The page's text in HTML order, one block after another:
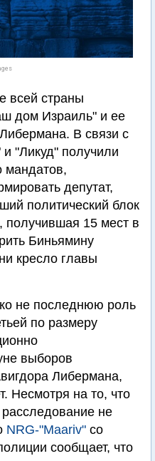
всей страны
дом Израиль" и ее
В связи с
"Ликуд" получили
мандатов,
депутат,
политический блок
15 мест в
Биньямину
кресло главы
не последнюю роль
по размеру
выборов
Либермана,
Несмотря на то, что
не
NRG-"Maariv" со
сообщает, что